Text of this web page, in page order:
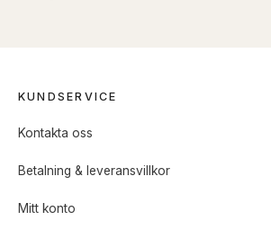
KUNDSERVICE
Kontakta oss
Betalning & leveransvillkor
Mitt konto